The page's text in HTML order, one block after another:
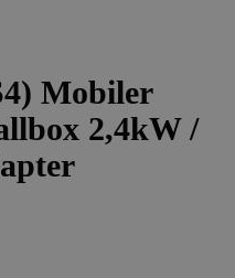
Mobiler
2,4kW /